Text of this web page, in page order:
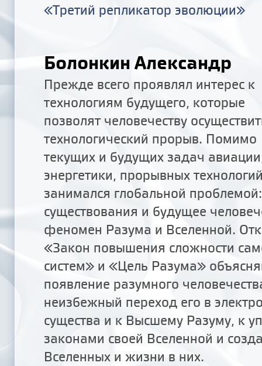
«Третий репликатор эволюции»
Болонкин Александр
Прежде всего проявлял интерес к
технологиям будущего, которые
позволят человечеству
технологический прорыв. Помимо
текущих и будущих задач
энергетики, прорывных
занимался глобальной
существования и будущее
феномен Разума и Вселенной.
«Закон повышения сложности
систем» и «Цель Разума»
появление разумного
неизбежный переход его в
существа и к Высшему Разуму, к
законами своей Вселенной и
Вселенных и жизни в них.